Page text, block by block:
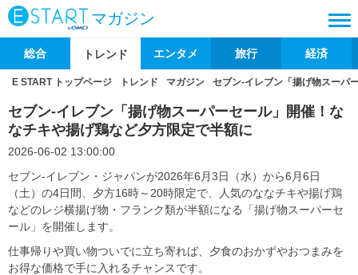
マガジン
総合 トレンド エンタメ 旅行 経済
E START トップページ トレンド マガジン セブン‐イレブン「揚げ物スーパ
セブン‐イレブン「揚げ物スーパーセール」開催！な
なチキや揚げ鶏など夕方限定で半額に
2026-06-02 13:00:00
セブン‐イレブン・ジャパンが2026年6月3日（水）から6月6日
（土）の4日間、夕方16時～20時限定で、人気のななチキや揚げ鶏
などのレジ横揚げ物・フランク類が半額になる「揚げ物スーパーセ
ール」を開催します。
仕事帰りや買い物ついでに立ち寄れば、夕食のおかずやおつまみを
お得な価格で手に入れるチャンスです。